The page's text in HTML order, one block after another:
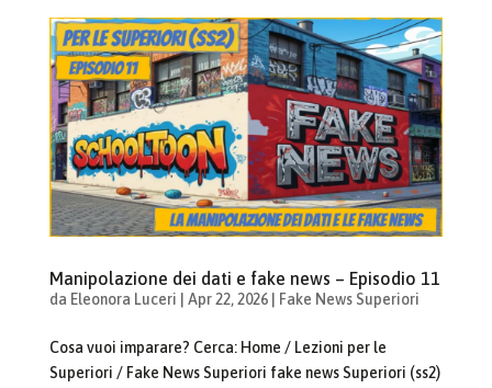
Manipolazione dei dati e fake news – Episodio 11
da Eleonora Luceri Apr 22, 2026| Fake News Superiori
Cosa vuoi imparare? Cerca: Home / Lezioni per le
Superiori / Fake News Superiori fake news Superiori (ss2)